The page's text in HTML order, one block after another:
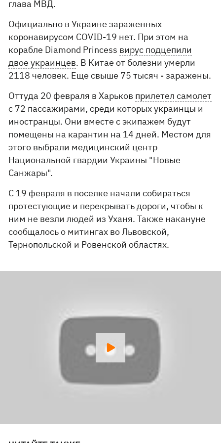
глава МВД.
Официально в Украине зараженных
коронавирусом COVID-19 нет. При этом на
корабле Diamond Princess вирус подцепили
двое украинцев. В Китае от болезни умерли
2118 человек. Еще свыше 75 тысяч - заражены.
Оттуда 20 февраля в Харьков прилетел самолет
с 72 пассажирами, среди которых украинцы и
иностранцы. Они вместе с экипажем будут
помещены на карантин на 14 дней. Местом для
этого выбрали медицинский центр
Национальной гвардии Украины "Новые
Санжары".
С 19 февраля в поселке начали собираться
протестующие и перекрывать дороги, чтобы к
ним не везли людей из Уханя. Также накануне
сообщалось о митингах во Львовской,
Тернопольской и Ровенской областях.